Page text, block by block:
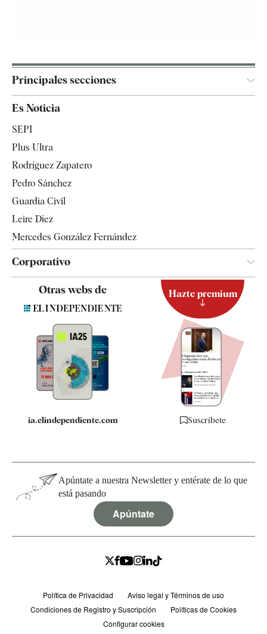
Principales secciones
España
Televisión
Es Noticia
SEPI
Plus Ultra
Rodríguez Zapatero
Pedro Sánchez
Guardia Civil
Leire Díez
Mercedes González Fernández
Corporativo
Contacto
Quiénes somos
Especificaciones
Otras webs de
ia.elindependiente.com
Hazte premium
Suscríbete
Apúntate a nuestra Newsletter y entérate de lo que
está pasando
Apúntate
Política de Privacidad
Aviso legal y Términos de uso
Condiciones de Registro y Suscripción
Políticas de Cookies
Configurar cookies